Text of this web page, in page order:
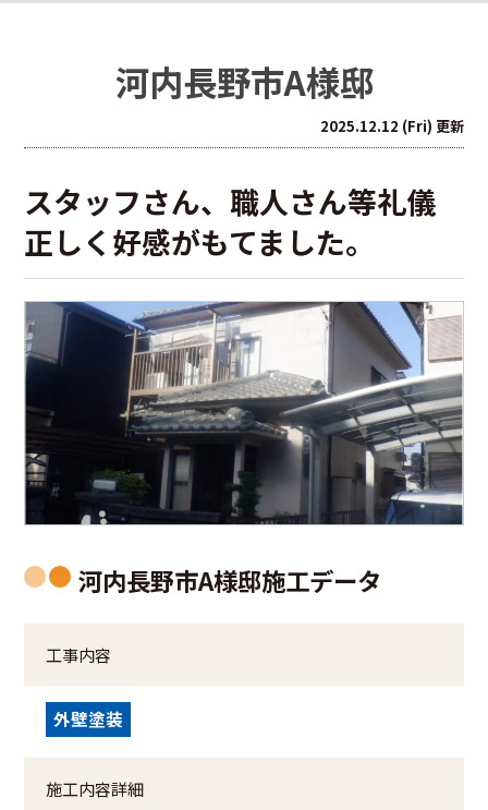
河内長野市A様邸
2025.12.12 (Fri) 更新
スタッフさん、職人さん等礼儀
正しく好感がもてました。
河内長野市A様邸施工データ
工事内容
外壁塗装
施工内容詳細